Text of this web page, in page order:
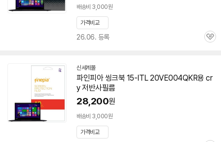
배송비 3,000원
가격비교
26.06. 등록
관
신세계몰
파인피아 씽크북 15-ITL 20VE004QKR용 cr
y 저반사필름
28,200원
배송비 3,000원
가격비교